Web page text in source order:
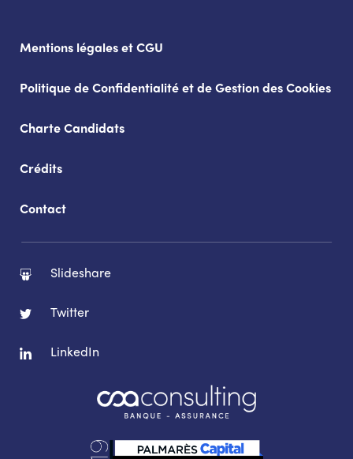
Mentions légales et CGU
Politique de Confidentialité et de Gestion des Cookies
Charte Candidats
Crédits
Contact
Slideshare
Twitter
LinkedIn